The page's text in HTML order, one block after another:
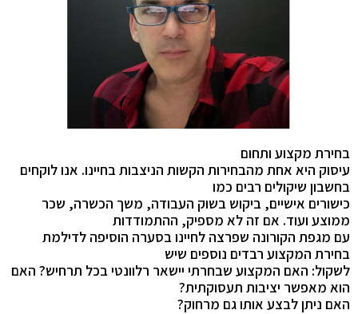
בחירת מקצוע ותחום
עיסוק היא אחת מהבחירות הקשות הניצבות בחיינו. אנו לוקחים
בחשבון שיקולים רבים כמו
כישורים אישיים, ביקוש בשוק העבודה, משך הכשרה, שכר
ממוצע ועוד. אם זה לא מספיק, ההתמודדות
עם מגפת הקורונה שפרצה לחיינו בסערה הוסיפה לדילמת
בחירת המקצוע רבדים נוספים שיש
לשקול: האם המקצוע שבחרתי יישאר רלוונטי בכל תרחיש? האם
הוא מאפשר יציבות תעסוקתית?
האם ניתן לבצע אותו גם מרחוק?